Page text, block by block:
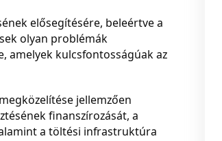
olyan problémák
amelyek kulcsfontosságúak az
finanszírozását, a
a töltési infrastruktúra